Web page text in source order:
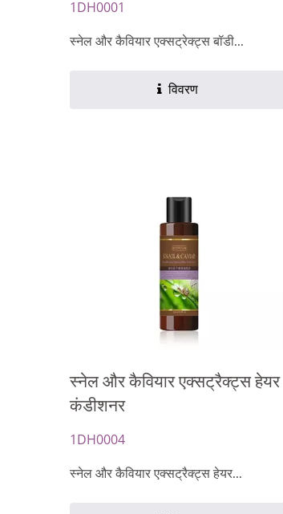
1DH0001
स्नेल और कैवियार एक्सट्रेक्ट्स बॉडी...
विवरण
स्नेल और कैवियार एक्सट्रैक्ट्स हेयर
कंडीशनर
1DH0004
स्नेल और कैवियार एक्सट्रैक्ट्स हेयर...